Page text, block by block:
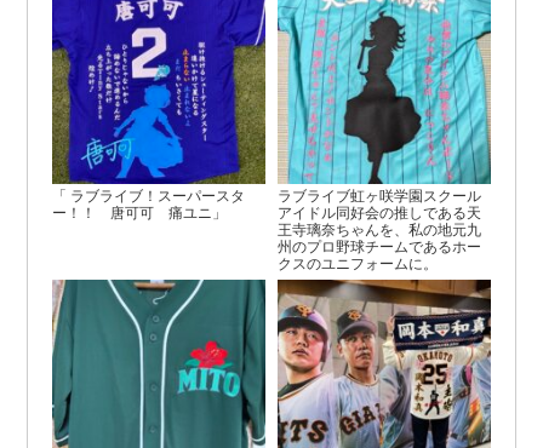
「 ラブライブ！スーパースタ
ー！！ 唐可可 痛ユニ」
ラブライブ虹ヶ咲学園スクール
アイドル同好会の推しである天
王寺璃奈ちゃんを、私の地元九
州のプロ野球チームであるホー
クスのユニフォームに。